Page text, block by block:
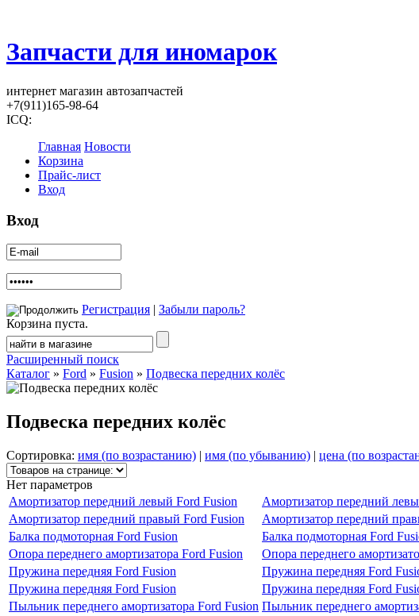
Запчасти для иномарок
интернет магазин автозапчастей
+7(911)165-98-64
ICQ:
Главная Новости
Корзина
Прайс-лист
Вход
Вход
Регистрация | Забыли пароль?
Корзина пуста.
Расширенный поиск
Каталог » Ford » Fusion » Подвеска передних колёс
Подвеска передних колёс
Сортировка: имя (по возрастанию) | имя (по убыванию) | цена (по
Нет параметров
Амортизатор передний левый Ford Fusion
Амортизатор передний
Амортизатор передний правый Ford Fusion
Амортизатор передний
Балка подмоторная Ford Fusion
Балка подмоторная Ford
Опора переднего амортизатора Ford Fusion
Опора переднего
Пружина передняя Ford Fusion
Пружина передняя Ford
Пружина передняя Ford Fusion
Пружина передняя Ford
Пыльник переднего амортизатора Ford Fusion Пыльник переднего